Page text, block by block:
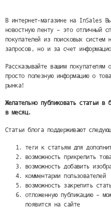
В интернет-магазине на InSales
новостную ленту – это отличный
покупателей из поисковых систем
запросов, но и за счет
Рассказывайте вашим
просто полезную информацию о
рынка!
Желательно публиковать статьи
в месяц.
Статьи блога поддерживают
теги к статьям для
возможность прикрепить
возможность добавить
комментарии пользователей
возможность закрепить
отложенную публикацию –
появится на сайте